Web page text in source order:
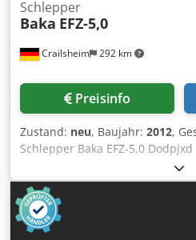
Crailsheim 292 km
Schlepper
Baka EFZ-5,0
Preisinfo
Zustand: neu, Baujahr: 2012,
Schlepper Baka EFZ-5,0